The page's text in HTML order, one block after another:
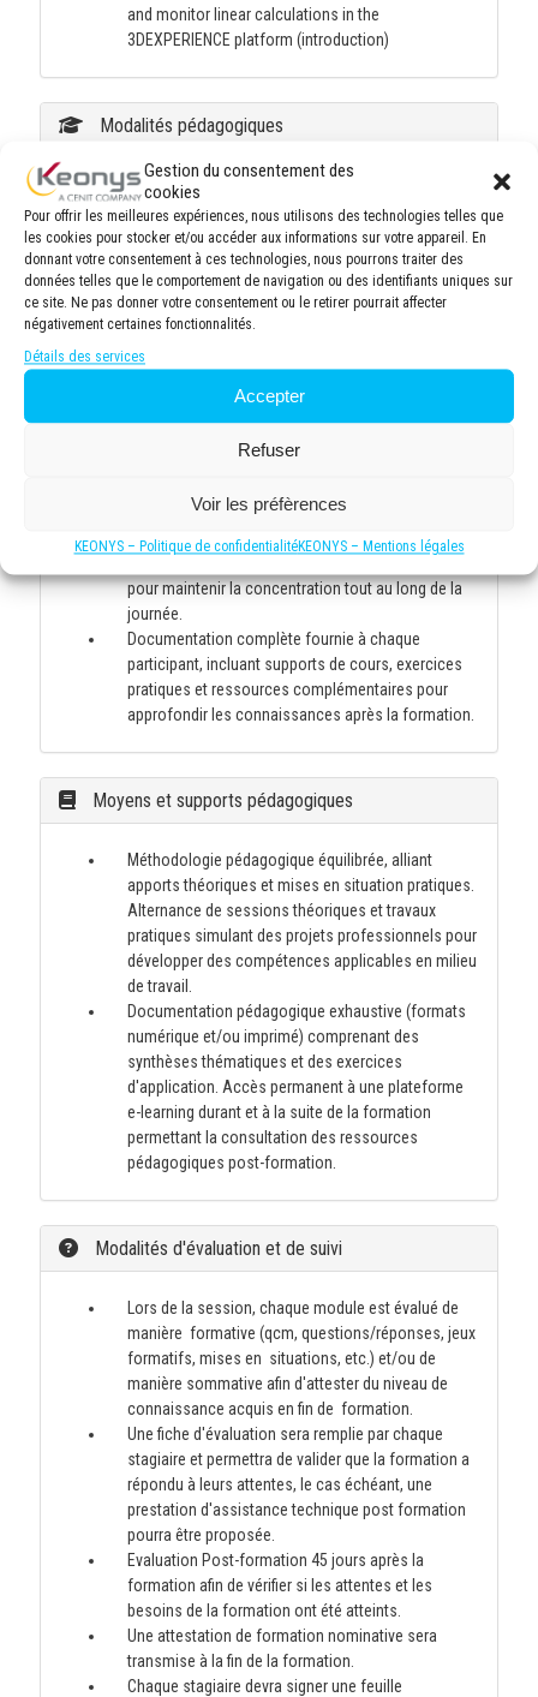
Gestion du consentement des
cookies
Pour offrir les meilleures expériences, nous utilisons des technologies telles que
les cookies pour stocker et/ou accéder aux informations sur votre appareil. En
donnant votre consentement à ces technologies, nous pourrons traiter des
données telles que le comportement de navigation ou des identifiants uniques sur
ce site. Ne pas donner votre consentement ou le retirer pourrait affecter
négativement certaines fonctionnalités.
Détails des services
Accepter
Refuser
Voir les préfèrences
KEONYS – Politique de confidentialitéKEONYS – Mentions légales
and monitor linear calculations in the
3DEXPERIENCE platform (introduction)
Modalités pédagogiques
Salle de formation moderne et spacieuse, équipée
de 8 postes de travail ergonomiques avec
ordinateurs performants et connexion internet haut
débit. Vidéo projecteur haute définition pour une
visualisation optimale des supports de cours.
Tableau blanc pour des sessions participatives.
6 personnes maximum par session en distanciel
afin de garantir une formation de qualité, permettant
une attention personnalisée du formateur et
taille de groupe optimale facilite les exercices
individuel des progrès de chacun.
Environnement d'apprentissage confortable avec
pour maintenir la concentration tout au long de la
journée.
Documentation complète fournie à chaque
participant, incluant supports de cours, exercices
pratiques et ressources complémentaires pour
approfondir les connaissances après la formation.
Moyens et supports pédagogiques
Méthodologie pédagogique équilibrée, alliant
apports théoriques et mises en situation pratiques.
Alternance de sessions théoriques et travaux
pratiques simulant des projets professionnels pour
développer des compétences applicables en milieu
de travail.
Documentation pédagogique exhaustive (formats
numérique et/ou imprimé) comprenant des
synthèses thématiques et des exercices
d'application. Accès permanent à une plateforme
e-learning durant et à la suite de la formation
permettant la consultation des ressources
pédagogiques post-formation.
Modalités d'évaluation et de suivi
Lors de la session, chaque module est évalué de
manière formative (qcm, questions/réponses, jeux
formatifs, mises en situations, etc.) et/ou de
manière sommative afin d'attester du niveau de
connaissance acquis en fin de formation.
Une fiche d'évaluation sera remplie par chaque
stagiaire et permettra de valider que la formation a
répondu à leurs attentes, le cas échéant, une
prestation d'assistance technique post formation
pourra être proposée.
Evaluation Post-formation 45 jours après la
formation afin de vérifier si les attentes et les
besoins de la formation ont été atteints.
Une attestation de formation nominative sera
transmise à la fin de la formation.
Chaque stagiaire devra signer une feuille